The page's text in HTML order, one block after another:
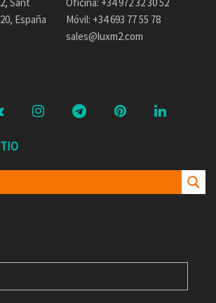
España
Móvil: +34 693 77 55 78
sales@luxm2.com